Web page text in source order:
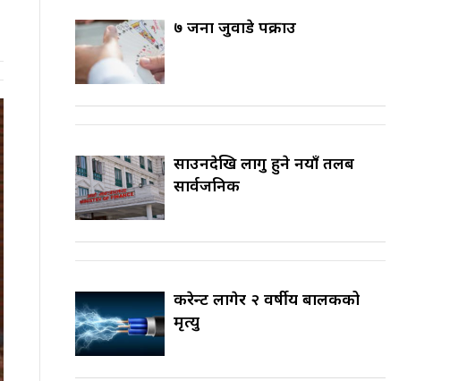
७ जना जुवाडे पक्राउ
साउनदेखि लागु हुने नयाँ तलब
सार्वजनिक
करेन्ट लागेर २ वर्षीय बालकको
मृत्यु